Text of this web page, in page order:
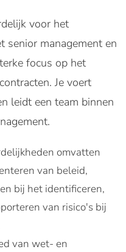
voor het
senior management en
focus op het
Je voert
leidt een team binnen
omvatten
van beleid,
bij het identificeren,
van risico's bij
van wet- en